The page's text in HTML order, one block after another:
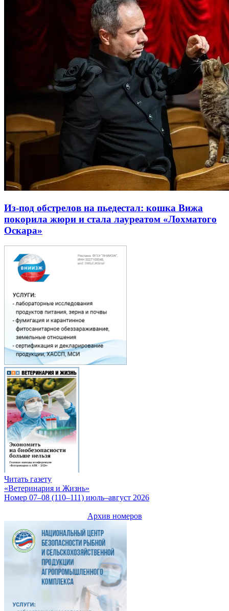
Из-под обстрелов на пьедестал: кошка Вижа
покорила жюри и стала лауреатом «Лохматого
Оскара»
Читать газету
«Ветеринария и Жизнь»
Номер 07–08 (110–111) июль–август 2026
Архив номеров